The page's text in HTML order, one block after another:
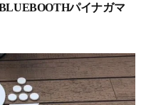
パイナガマ